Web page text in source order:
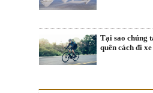
Tại sao chúng
quên cách đi